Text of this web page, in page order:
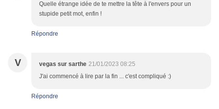
Quelle étrange idée de te mettre la tête à l'envers pour un
stupide petit mot, enfin !
Répondre
V vegas sur sarthe 21/01/2023 08:25
J'ai commencé à lire par la fin ... c'est compliqué :)
Répondre